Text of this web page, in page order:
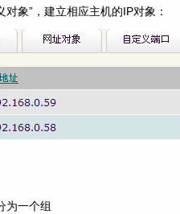
象”，建立相应主机的IP对象：
为一个组